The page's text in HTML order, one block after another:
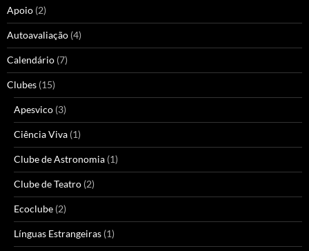
Apoio (2)
Autoavaliação (4)
Calendário (7)
Clubes (15)
Apesvico (3)
Ciência Viva (1)
Clube de Astronomia (1)
Clube de Teatro (2)
Ecoclube (2)
Línguas Estrangeiras (1)